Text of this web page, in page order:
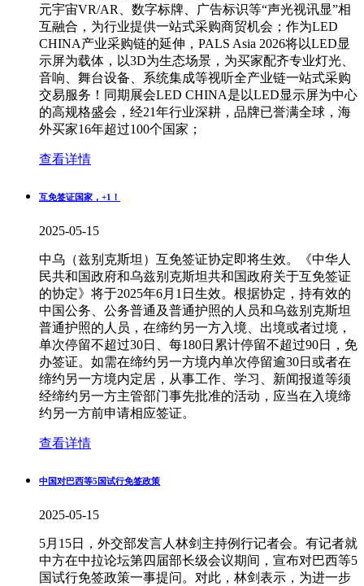
元宇宙VR/AR、数字标牌、广告标识等“声光视讯显”相
互融合，为行业提供一站式采购商贸机会；作为LED
CHINA产业采购链的延伸，PALS Asia 2026将以LED显
示屏为载体，以3D为生态场景，为买家配齐专业灯光、
音响、舞台设备、系统集成等视听全产业链一站式采购
交易服务！同期展会LED CHINA是以LED显示屏为中心
的高规格盛会，经21年行业深耕，品牌已誉满全球，海
外买家16年超过100个国家；
查看详情
互免签证国家，+1！
2025-05-15
中乌（兹别克斯坦）互免签证协定即将生效。《中华人
民共和国政府和乌兹别克斯坦共和国政府关于互免签证
的协定》将于2025年6月1日生效。根据协定，持有效的
中国公务、公务普通及普通护照的人员和乌兹别克斯坦
普通护照的人员，在缔约另一方入境、出境或者过境，
单次停留不超过30日、每180日累计停留不超过90日，免
办签证。如需在缔约另一方境内单次停留逾30日或者在
缔约另一方境内定居，从事工作、学习、新闻报道等须
经缔约另一方主管部门事先批准的活动，应当在入境缔
约另一方前申请相应签证。
查看详情
中国对巴西等5国试行免签政策
2025-05-15
5月15日，外交部发言人林剑主持例行记者会。有记者就
中方在中拉论坛第四届部长级会议期间，宣布对巴西等5
国试行免签政策一事提问。对此，林剑表示，为进一步